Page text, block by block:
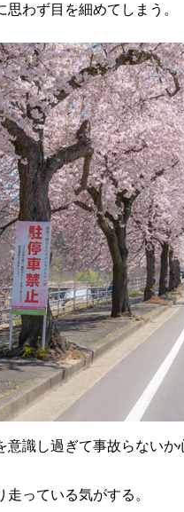
思わず目を細めてしまう。
意識し過ぎて事故らないか
っている気がする。